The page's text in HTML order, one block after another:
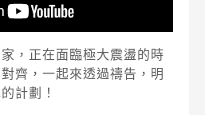
，正在面臨極大震盪的時
齊，一起來透過禱告，明
計劃！